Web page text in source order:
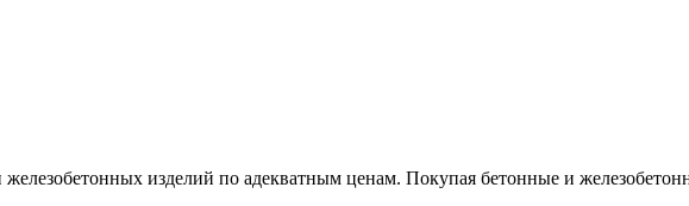
изделий по адекватным ценам. Покупая бетонные и